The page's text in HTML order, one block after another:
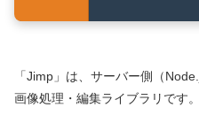
「Jimp」は、サーバー側（
画像処理・編集ライブラリです。